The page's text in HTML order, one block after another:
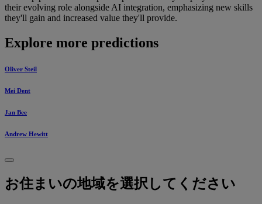
their evolving role alongside AI integration, emphasizing new skills
they'll gain and increased value they'll provide.
Explore more predictions
Oliver Steil
Mei Dent
Jan Bee
Andrew Hewitt
お住まいの地域を選択してください